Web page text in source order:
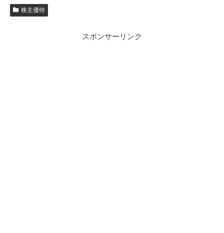
株主優待
スポンサーリンク